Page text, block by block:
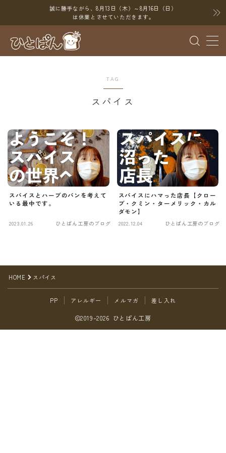
誠に勝手ながら、8月13日（木）～8月16日（日）
は休業とさせていただきます。
MENU
X（Twitter）
Instagram
Threads
ポイント
オンラインショップ
求人
TAG
スパイス
スパイスとハーブのパンを考えて
いる最中です。
2023.01.26 ひとぱん工房のブログ
スパイスにハマった店長【クロー
ブ・クミン・ターメリック・カル
ダモン】
2022.12.04 ひとぱん工房のブログ
HOME スパイス
PP アレルギー メルマガ 差し入れ
2019–2026 ひとぱん工房